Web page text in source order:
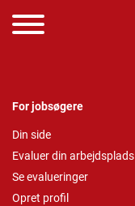
For jobsøgere
Din side
Evaluer din arbejdsplads
Se evalueringer
Opret profil